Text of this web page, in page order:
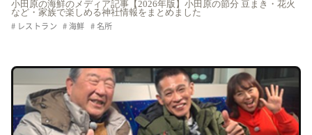
小田原の海鮮のメディア記事【2026年版】小田原の節分 豆まき・花火
など・家族で楽しめる神社情報をまとめました
レストラン 海鮮 名所